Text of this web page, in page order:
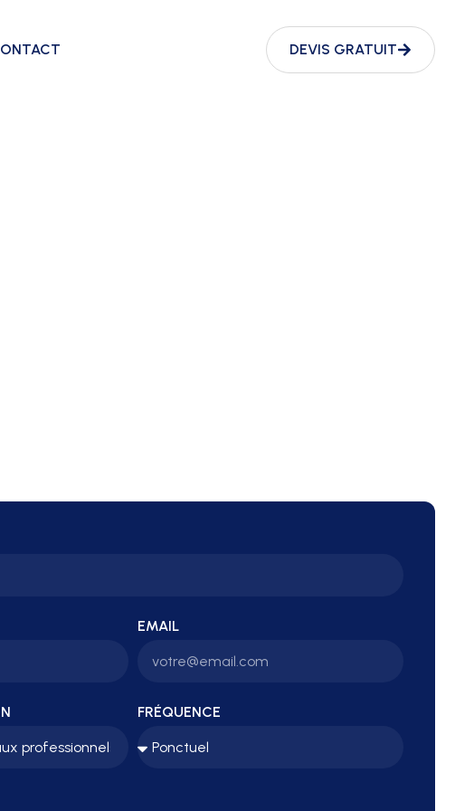
DEVIS GRATUIT
EMAIL
FRÉQUENCE